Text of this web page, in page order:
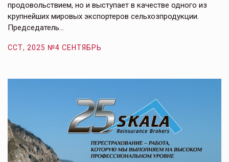
продовольствием, но и выступает в качестве одного из
крупнейших мировых экспортеров сельхозпродукции.
Председатель…
ССТ, 2025 №4 СЕНТЯБРЬ